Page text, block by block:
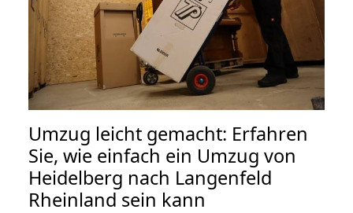
Umzug leicht gemacht: Erfahren
Sie, wie einfach ein Umzug von
Heidelberg nach Langenfeld
Rheinland sein kann